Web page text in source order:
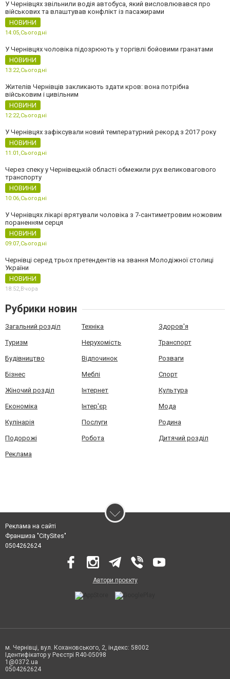
У Чернівцях звільнили водія автобуса, який висловлювався про
військових та влаштував конфлікт із пасажирами
НОВИНИ
14:05, Сьогодні
У Чернівцях чоловіка підозрюють у торгівлі бойовими гранатами
НОВИНИ
13:22, Сьогодні
Жителів Чернівців закликають здати кров: вона потрібна
військовим і цивільним
НОВИНИ
12:22, Сьогодні
У Чернівцях зафіксували новий температурний рекорд з 2017 року
НОВИНИ
11:01, Сьогодні
Через спеку у Чернівецькій області обмежили рух великовагового
транспорту
НОВИНИ
10:06, Сьогодні
У Чернівцях лікарі врятували чоловіка з 7-сантиметровим ножовим
пораненням серця
НОВИНИ
09:07, Сьогодні
Чернівці серед трьох претендентів на звання Молодіжної столиці
України
НОВИНИ
18:52, Вчора
Рубрики новин
Загальний розділ Техніка Здоров'я
Туризм Нерухомість Транспорт
Будівництво Відпочинок Розваги
Бізнес Меблі Спорт
Жіночий розділ Інтернет Культура
Економіка Інтер'єр Мода
Кулінарія Послуги Родина
Подорожі Робота Дитячий розділ
Реклама
Реклама на сайті
Франшиза "CitySites"
0504262624
Автори проєкту
м. Чернівці, вул. Кохановського, 2, індекс: 58002
Ідентифікатор у Реєстрі R40-05098
1@0372.ua
0504262624